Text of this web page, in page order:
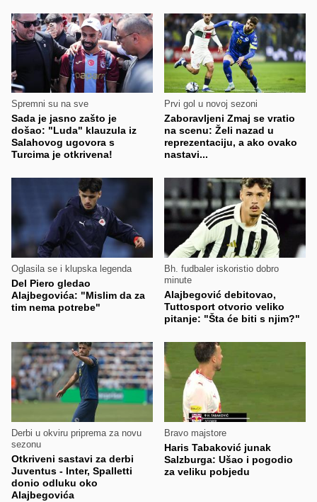
Spremni su na sve
Sada je jasno zašto je
došao: "Luda" klauzula iz
Salahovog ugovora s
Turcima je otkrivena!
Prvi gol u novoj sezoni
Zaboravljeni Zmaj se vratio
na scenu: Želi nazad u
reprezentaciju, a ako ovako
nastavi...
Oglasila se i klupska legenda
Del Piero gledao
Alajbegovića: "Mislim da za
tim nema potrebe"
Bh. fudbaler iskoristio dobro
minute
Alajbegović debitovao,
Tuttosport otvorio veliko
pitanje: "Šta će biti s njim?"
Derbi u okviru priprema za novu
sezonu
Otkriveni sastavi za derbi
Juventus - Inter, Spalletti
donio odluku oko
Alajbegovića
Bravo majstore
Haris Tabaković junak
Salzburga: Ušao i pogodio
za veliku pobjedu